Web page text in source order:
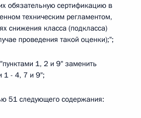
обязательную сертификацию в
техническим регламентом,
снижения класса (подкласса)
проведения такой оценки);";
1, 2 и 9" заменить
1 - 4, 7 и 9";
51 следующего содержания: